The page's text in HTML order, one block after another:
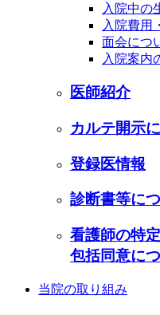
入院中の
入院費用
面会につ
入院案内
医師紹介
カルテ開示
登録医情報
診断書等に
看護師の特
包括同意に
当院の取り組み